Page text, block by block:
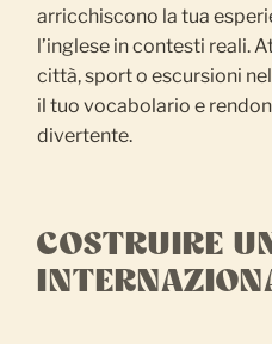
arricchiscono la tua
l’inglese in contesti reali.
città, sport o escursioni
il tuo vocabolario e
divertente.
COSTRUIRE